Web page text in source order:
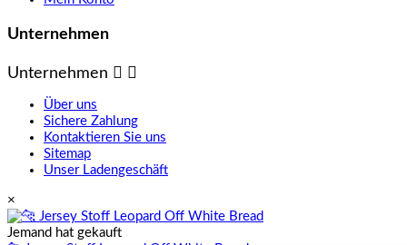
Unternehmen
Unternehmen  
Über uns
Sichere Zahlung
Kontaktieren Sie uns
Sitemap
Unser Ladengeschäft
×
Jemand hat gekauft